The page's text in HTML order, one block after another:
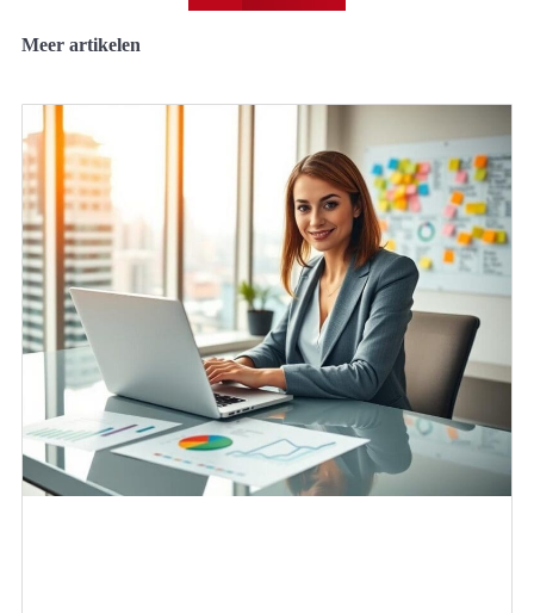
Meer artikelen